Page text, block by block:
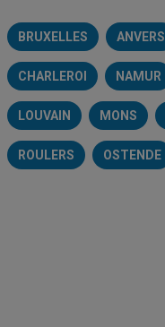
BRUXELLES ANVERS
CHARLEROI NAMUR
LOUVAIN MONS
ROULERS OSTENDE